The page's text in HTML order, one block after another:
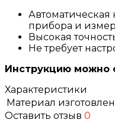
прибора и
Высокая
Не требует
Инструкцию можно
Характеристики
Материал
Оставить отзыв 0